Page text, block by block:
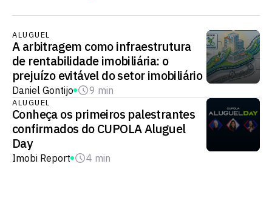
ALUGUEL
A arbitragem como infraestrutura
de rentabilidade imobiliária: o
prejuízo evitável do setor imobiliário
Daniel Gontijo 9 min
ALUGUEL
Conheça os primeiros palestrantes
confirmados do CUPOLA Aluguel
Day
Imobi Report 4 min